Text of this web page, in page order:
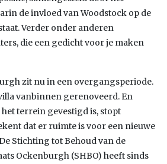
de invloed van Woodstock op de
Verder onder anderen
die een gedicht voor je maken
zit nu in een overgangsperiode.
vanbinnen gerenoveerd. En
het terrein gevestigd is, stopt
dat er ruimte is voor een nieuwe
Stichting tot Behoud van de
Ockenburgh (SHBO) heeft sinds